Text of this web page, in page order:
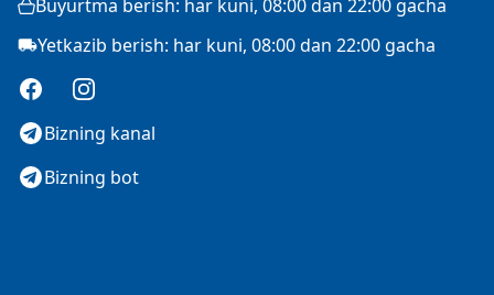
Buyurtma berish: har kuni, 08:00 dan 22:00 gacha
Yetkazib berish: har kuni, 08:00 dan 22:00 gacha
FacebookInstagram
Bizning kanal
Bizning bot